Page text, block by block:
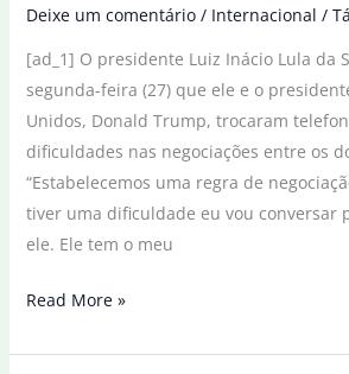
Deixe um comentário / Internacional /
[ad_1] O presidente Luiz Inácio Lula da
segunda-feira (27) que ele e o
Unidos, Donald Trump, trocaram
dificuldades nas negociações entre os
“Estabelecemos uma regra de
tiver uma dificuldade eu vou conversar
ele. Ele tem o meu
“Ele
meu
Read More »